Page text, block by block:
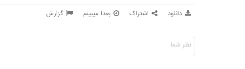
دانلود اشتراک بعدا میبینم گزارش